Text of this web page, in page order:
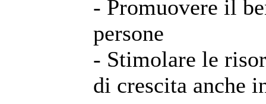
- Promuovere il
persone
- Stimolare le
di crescita anche